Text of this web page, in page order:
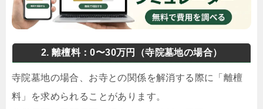
2. 離檀料：0〜30万円（寺院墓地の場合）
寺院墓地の場合、お寺との関係を解消する際に「離檀
料」を求められることがあります。